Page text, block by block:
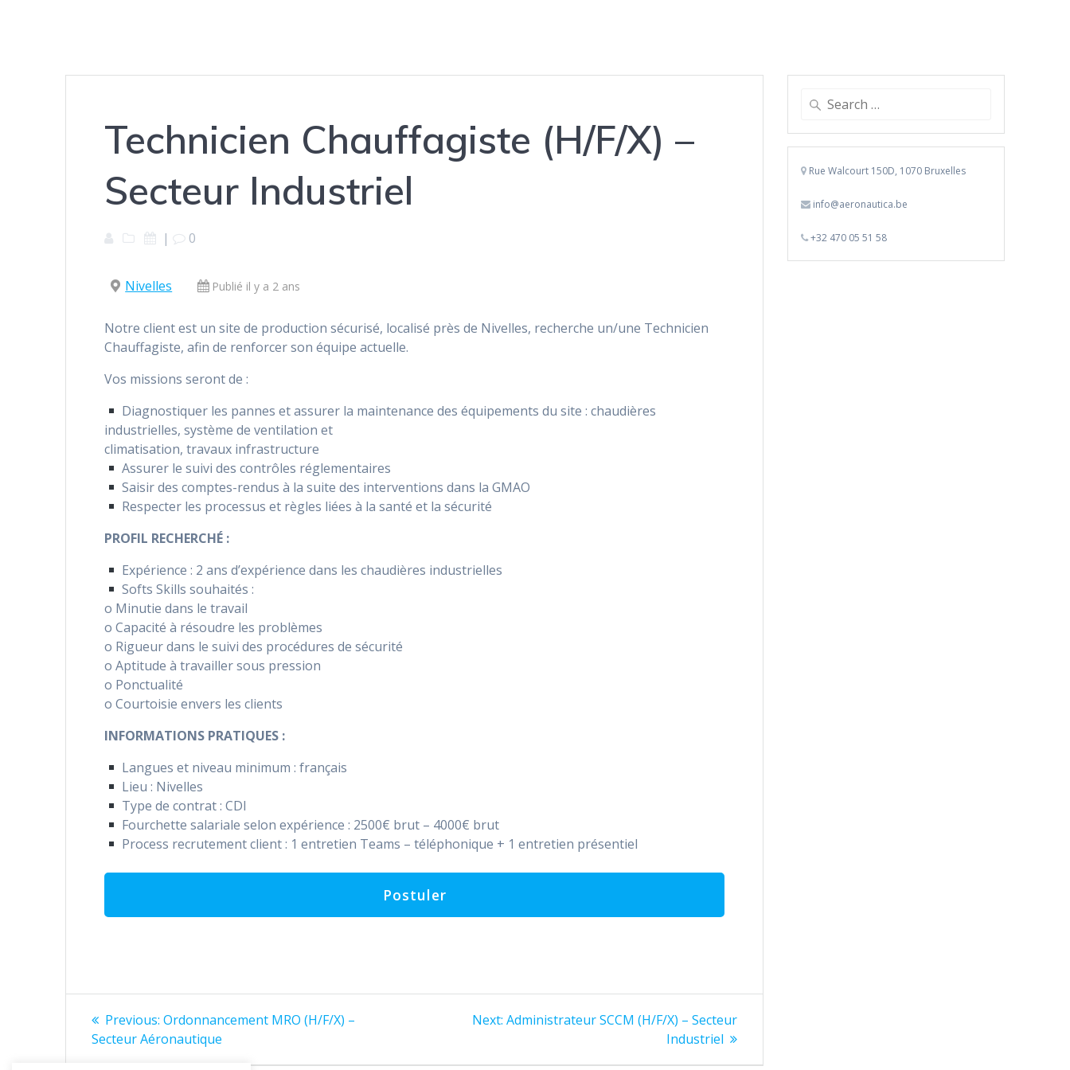
Technicien Chauffagiste (H/F/X) –
Secteur Industriel
| 0
Nivelles Publié il y a 2 ans
Notre client est un site de production sécurisé, localisé près de Nivelles, recherche un/une Technicien
Chauffagiste, afin de renforcer son équipe actuelle.
Vos missions seront de :
Diagnostiquer les pannes et assurer la maintenance des équipements du site : chaudières
industrielles, système de ventilation et
climatisation, travaux infrastructure
Assurer le suivi des contrôles réglementaires
Saisir des comptes-rendus à la suite des interventions dans la GMAO
Respecter les processus et règles liées à la santé et la sécurité
PROFIL RECHERCHÉ :
Expérience : 2 ans d’expérience dans les chaudières industrielles
Softs Skills souhaités :
o Minutie dans le travail
o Capacité à résoudre les problèmes
o Rigueur dans le suivi des procédures de sécurité
o Aptitude à travailler sous pression
o Ponctualité
o Courtoisie envers les clients
INFORMATIONS PRATIQUES :
Langues et niveau minimum : français
Lieu : Nivelles
Type de contrat : CDI
Fourchette salariale selon expérience : 2500€ brut – 4000€ brut
Process recrutement client : 1 entretien Teams – téléphonique + 1 entretien présentiel
Navigation
de
Previous: Previous
post:
Ordonnancement MRO (H/F/X) –
Secteur Aéronautique
Next: Next
Administrateur SCCM (H/F/X) – Secteur
Industriel
Search
Rue Walcourt 150D, 1070 Bruxelles
info@aeronautica.be
+32 470 05 51 58